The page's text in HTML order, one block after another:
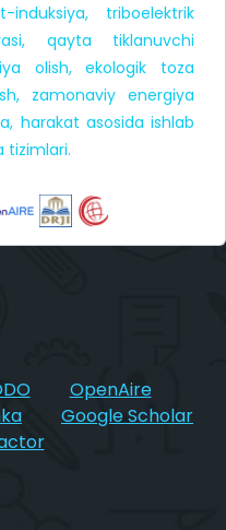
triboelektrik
qayta tiklanuvchi
olish, ekologik toza
zamonaviy energiya
harakat asosida ishlab
tizimlari.
OpenAire
Google Scholar